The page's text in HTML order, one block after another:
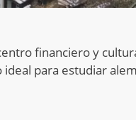
financiero y
para estudiar